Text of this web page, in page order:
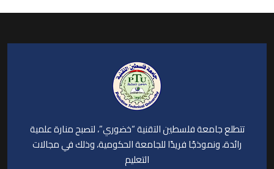
تتطلع جامعة فلسطين التقنية “خضوري”، لتصبح منارة علمية
رائدة، ونموذجًا فريدًا للجامعة الحكومية، وذلك في مجالات
التعليم